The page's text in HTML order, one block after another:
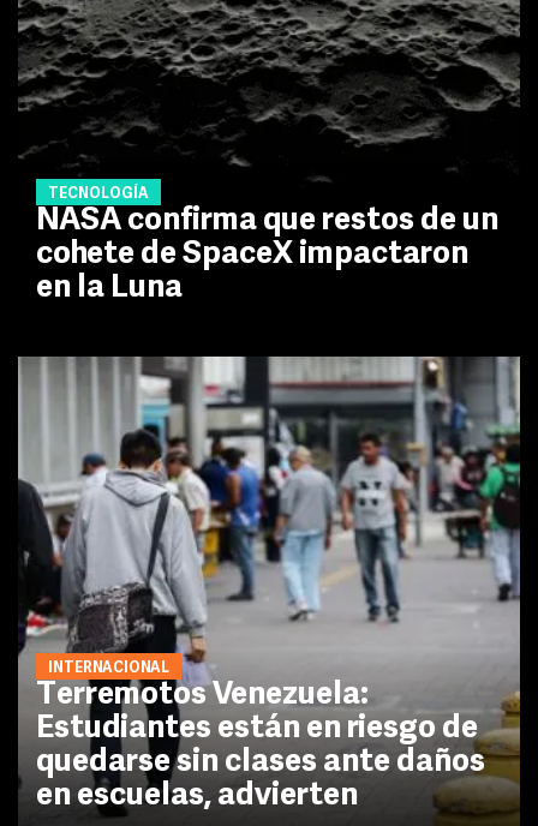
TECNOLOGÍA
NASA confirma que restos de un
cohete de SpaceX impactaron
en la Luna
INTERNACIONAL
Terremotos Venezuela:
Estudiantes están en riesgo de
quedarse sin clases ante daños
en escuelas, advierten